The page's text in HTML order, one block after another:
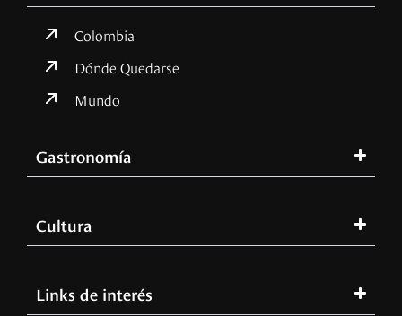
Colombia
Dónde Quedarse
Mundo
Gastronomía
Cultura
Links de interés